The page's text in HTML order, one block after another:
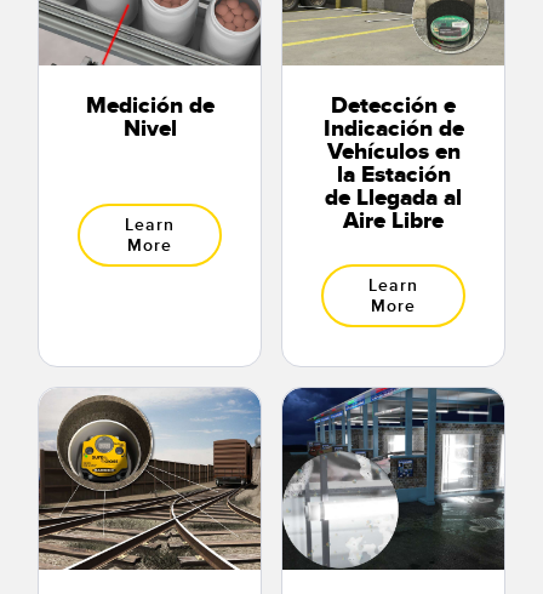
Medición de
Nivel
Learn
More
Detección e
Indicación de
Vehículos en
la Estación
de Llegada al
Aire Libre
Learn
More